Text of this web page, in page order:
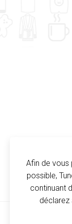
Afin de vous
possible,
continuant
déclarez